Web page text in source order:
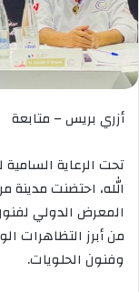
أزري بريس – متابعة
تحت الرعاية
الله، احتضنت
من أبرز التظاهرات
وفنون الحلويات.